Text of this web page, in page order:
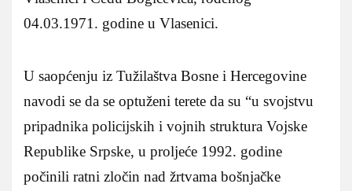
04.03.1971. godine u Vlasenici.
U saopćenju iz Tužilaštva Bosne i Hercegovine
navodi se da se optuženi terete da su “u svojstvu
pripadnika policijskih i vojnih struktura Vojske
Republike Srpske, u proljeće 1992. godine
počinili ratni zločin nad žrtvama bošnjačke